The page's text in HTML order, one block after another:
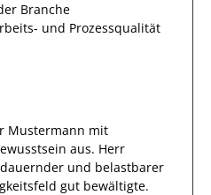
Branche
und Prozessqualität
Mustermann mit
aus. Herr
und belastbarer
gut bewältigte.